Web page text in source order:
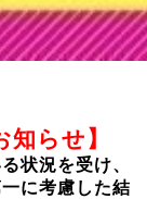
らせ】
状況を受け、
に考慮した結